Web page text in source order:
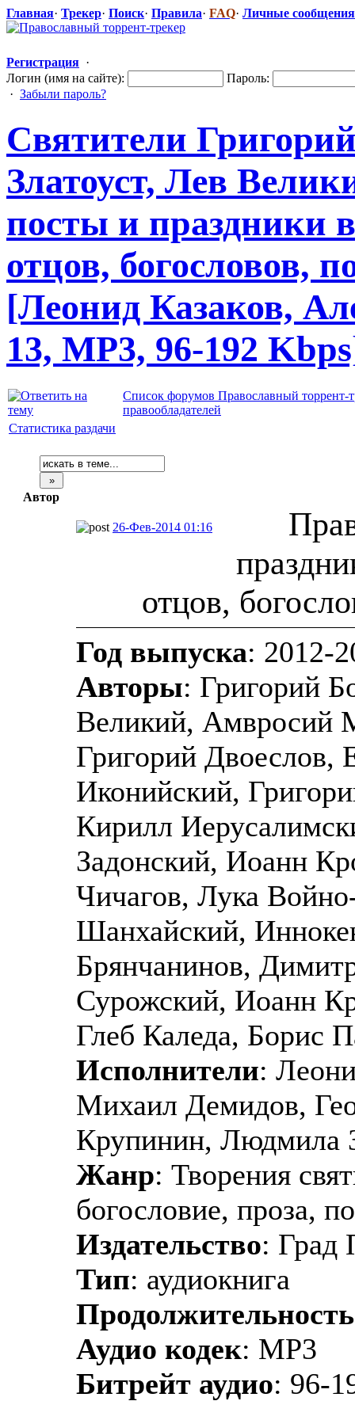
Главная· Трекер· Поиск· Правила· FAQ· Личные сообщения
Регистрация ·
Логин (имя на сайте):
Пароль:
· Забыли пароль?
Святители
Златоуст, Лев
посты и праздники
отцов, богословов,
[Леонид Казаков,
13, MP3, 96-192
Список форумов Православный торрент-
правообладателей
Статистика раздачи
Автор
26-Фев-2014 01:16
отцов,
Год выпуска: 2012-
Авторы: Григорий
Великий, Амвросий
Григорий
Иконийский,
Кирилл
Задонский, Иоанн
Чичагов, Лука
Шанхайский,
Брянчанинов,
Сурожский, Иоанн
Глеб Каледа, Борис
Исполнители:
Михаил Демидов,
Крупинин, Людмила
Жанр: Творения
богословие, проза,
Издательство: Град
Тип: аудиокнига
Продолжительность
Аудио кодек: MP3
Битрейт аудио: 96-